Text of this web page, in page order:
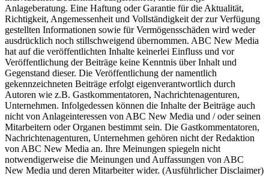
Anlageberatung. Eine Haftung oder Garantie für die Aktualität,
Richtigkeit, Angemessenheit und Vollständigkeit der zur Verfügung
gestellten Informationen sowie für Vermögensschäden wird weder
ausdrücklich noch stillschweigend übernommen. ABC New Media
hat auf die veröffentlichten Inhalte keinerlei Einfluss und vor
Veröffentlichung der Beiträge keine Kenntnis über Inhalt und
Gegenstand dieser. Die Veröffentlichung der namentlich
gekennzeichneten Beiträge erfolgt eigenverantwortlich durch
Autoren wie z.B. Gastkommentatoren, Nachrichtenagenturen,
Unternehmen. Infolgedessen können die Inhalte der Beiträge auch
nicht von Anlageinteressen von ABC New Media und / oder seinen
Mitarbeitern oder Organen bestimmt sein. Die Gastkommentatoren,
Nachrichtenagenturen, Unternehmen gehören nicht der Redaktion
von ABC New Media an. Ihre Meinungen spiegeln nicht
notwendigerweise die Meinungen und Auffassungen von ABC
New Media und deren Mitarbeiter wider. (Ausführlicher Disclaimer)